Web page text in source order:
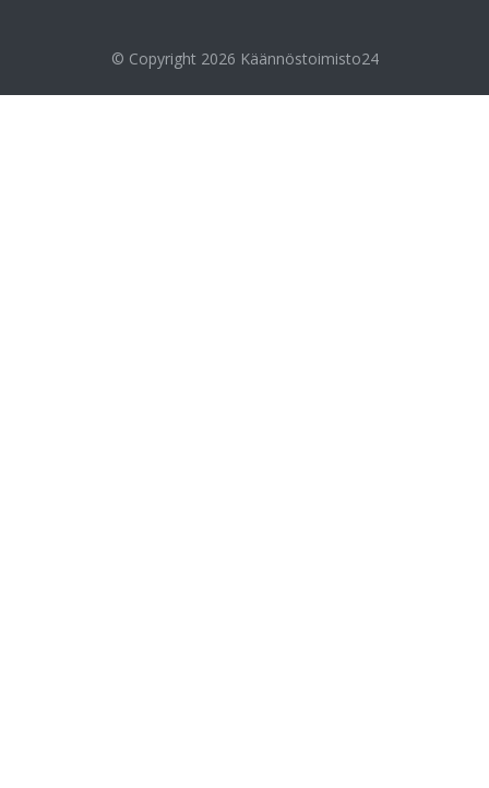
© Copyright 2026 Käännöstoimisto24